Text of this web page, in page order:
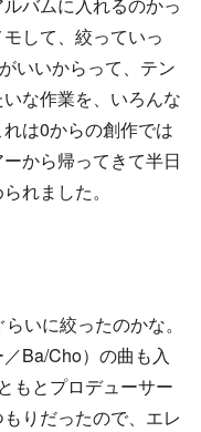
バムに入れるのかっ
して、絞っていっ
いいからって、テン
な作業を、いろんな
は0からの創作では
から帰ってきて半日
れました。
いに絞ったのかな。
Ba/Cho）の曲も入
もとプロデューサー
りだったので、エレ